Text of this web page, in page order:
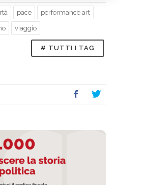
pace performance art
viaggio
# TUTTI I TAG